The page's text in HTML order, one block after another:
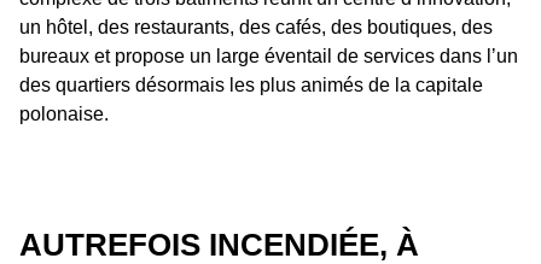
un hôtel, des restaurants, des cafés, des boutiques, des
bureaux et propose un large éventail de services dans lʼun
des quartiers désormais les plus animés de la capitale
polonaise.
AUTREFOIS INCENDIÉE, À